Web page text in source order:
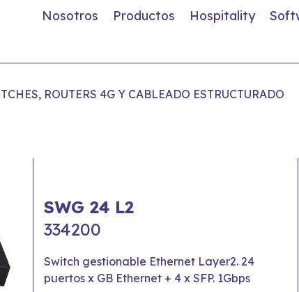
Nosotros Productos Hospitality
ROUTERS 4G Y CABLEADO ESTRUCTURADO
SWG 24 L2
334200
Switch gestionable Ethernet Layer2. 24
puertos x GB Ethernet + 4 x SFP. 1Gbps